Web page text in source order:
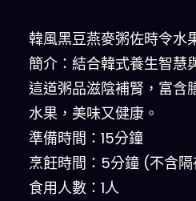
韓風黑豆燕麥粥佐時令水
簡介：結合韓式養生智慧
這道粥品滋陰補腎，富含
水果，美味又健康。
準備時間：15分鐘
烹飪時間：5分鐘 (不含
食用人數：1人